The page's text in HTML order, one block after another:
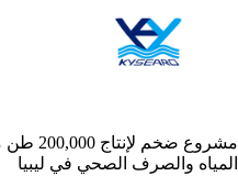
مشروع
المياه والصرف الصحي في ليبيا